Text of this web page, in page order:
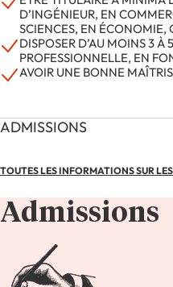
D’INGÉNIEUR, EN
SCIENCES, EN ÉCONOMIE,
DISPOSER D’AU MOINS 3 À
PROFESSIONNELLE, EN
AVOIR UNE BONNE
ADMISSIONS
TOUTES LES INFORMATIONS SUR
Admissions